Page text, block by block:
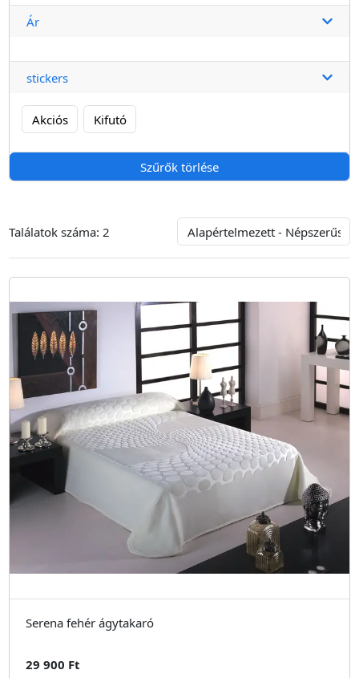
Ár
stickers
Akciós Kifutó
Szűrők törlése
Találatok száma: 2
Serena fehér ágytakaró
29 900 Ft